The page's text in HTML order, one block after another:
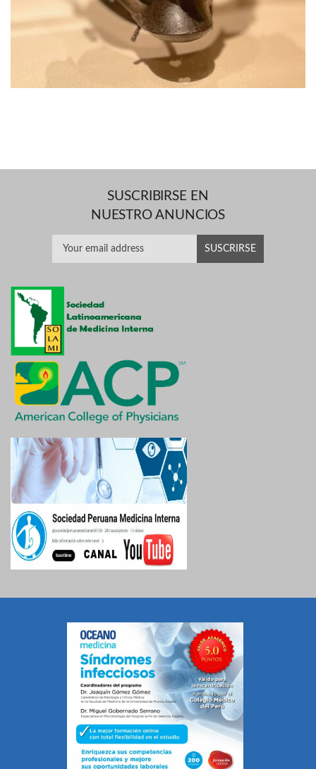
SUSCRIBIRSE EN
NUESTRO ANUNCIOS